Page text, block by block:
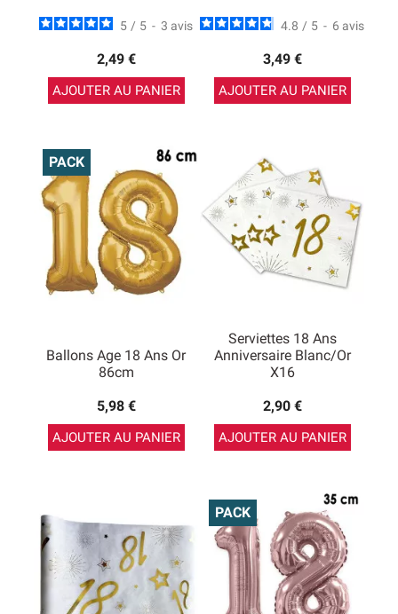
5 / 5 - 3 avis
2,49 €
AJOUTER AU PANIER
4.8 / 5 - 6 avis
3,49 €
AJOUTER AU PANIER
Ballons Age 18 Ans Or
86cm
5,98 €
AJOUTER AU PANIER
PACK
Serviettes 18 Ans
Anniversaire Blanc/Or
X16
2,90 €
AJOUTER AU PANIER
PACK